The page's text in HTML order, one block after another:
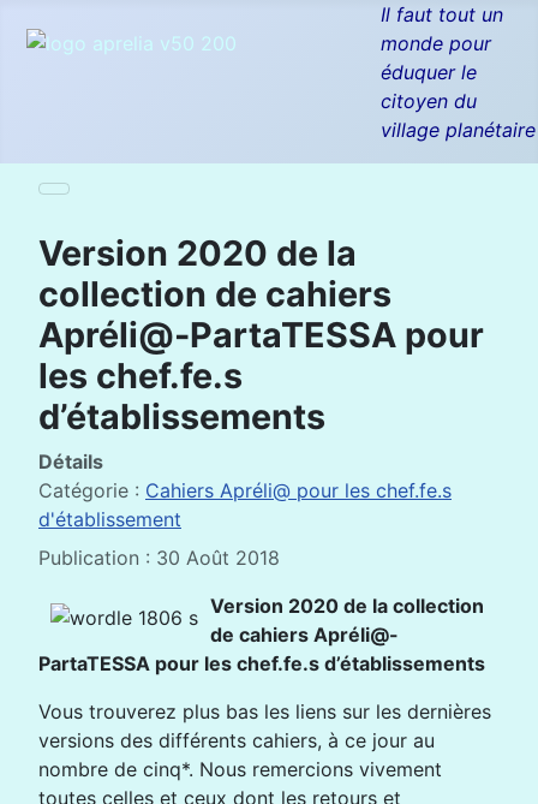
Il faut tout un
monde pour
éduquer le
citoyen du
village planétaire
Version 2020 de la
collection de cahiers
Apréli@-PartaTESSA pour
les chef.fe.s
d’établissements
Détails
Catégorie : Cahiers Apréli@ pour les chef.fe.s
d'établissement
Publication : 30 Août 2018
Version 2020 de la collection
de cahiers Apréli@-
PartaTESSA pour les chef.fe.s d’établissements
Vous trouverez plus bas les liens sur les dernières
versions des différents cahiers, à ce jour au
nombre de cinq*. Nous remercions vivement
toutes celles et ceux dont les retours et